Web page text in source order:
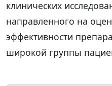
клинических
направленного на
эффективности
широкой группы